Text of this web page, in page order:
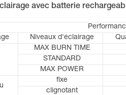
avec batterie
Niveaux d'éclairage
MAX BURN TIME
STANDARD
MAX POWER
fixe
clignotant